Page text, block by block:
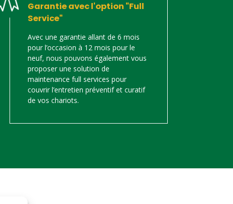
Garantie avec l'option "Full
Service"
Avec une garantie allant de 6 mois
pour l’occasion à 12 mois pour le
neuf, nous pouvons également vous
proposer une solution de
maintenance full services pour
couvrir l’entretien préventif et curatif
de vos chariots.